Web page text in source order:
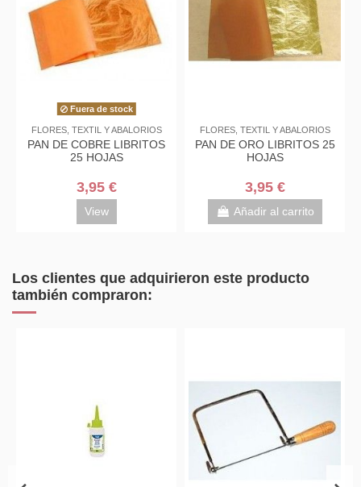
Fuera de stock
FLORES, TEXTIL Y ABALORIOS
PAN DE COBRE LIBRITOS
25 HOJAS
3,95 €
View
FLORES, TEXTIL Y ABALORIOS
PAN DE ORO LIBRITOS 25
HOJAS
3,95 €
Añadir al carrito
Los clientes que adquirieron este producto
también compraron: